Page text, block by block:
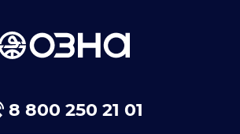
8 800 250 21 01